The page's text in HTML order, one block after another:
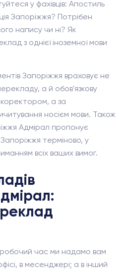
у фахівців: Апостиль
Запоріжжя? Потрібен
напису чи ні? Як
з однієї іноземної мови
Запоріжжя враховує не
а й обов'язкову
а за
носієм мови. Також
Адмірал пропонує
терміново, у
всіх ваших вимог.
час ми надамо вам
в месенджері; а в інший